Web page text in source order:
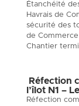
Étanchéité
Havrais de
sécurité des
de
Chantier
Réfection
l’îlot N1 –
Réfection